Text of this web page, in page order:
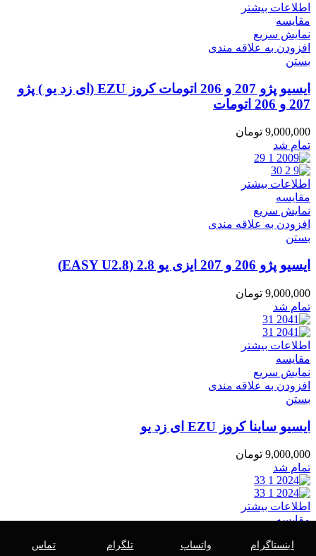
اطلاعات بیشتر
مقایسه
نمایش سریع
افزودن به علاقه مندی
بستن
ایسیو پژو 207 و 206 اتومات کروز EZU (ای زد یو ) پژو
207 و 206 اتومات
9,000,000 تومان
تمام شد
اطلاعات بیشتر
مقایسه
نمایش سریع
افزودن به علاقه مندی
بستن
ایسیو پژو 206 و 207 ایزی یو 2.8 (EASY U2.8)
9,000,000 تومان
تمام شد
اطلاعات بیشتر
مقایسه
نمایش سریع
افزودن به علاقه مندی
بستن
ایسیو ساینا کروز EZU ای زد یو
9,000,000 تومان
تمام شد
اطلاعات بیشتر
مقایسه
افزودن به علاقه مندی
اینستاگرام واتساپ تلگرام تماس